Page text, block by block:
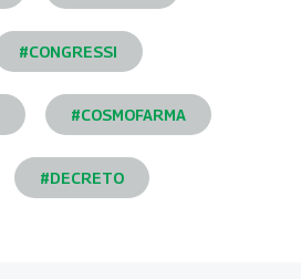
#CONGRESSI
#COSMOFARMA
#DECRETO